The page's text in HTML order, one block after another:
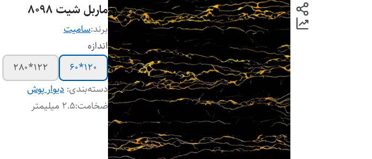
ماربل شیت 8098
برند:سامیت
اندازه
120*60
122*280
دسته‌بندی: دیوار پوش
ضخامت:2.5 میلیمتر